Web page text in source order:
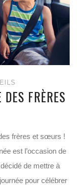
FRÈRES
frères et sœurs !
est l’occasion de
de mettre à
pour célébrer